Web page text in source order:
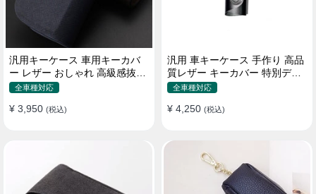
汎用キーケース 車用キーカバ
ー レザー おしゃれ 高級感抜群
ロゴオーダーメイド
全車種対応
¥ 3,950 (税込)
汎用 車キーケース 手作り 高品
質レザー キーカバー 特別デザ
イン 手触りいい
全車種対応
¥ 4,250 (税込)